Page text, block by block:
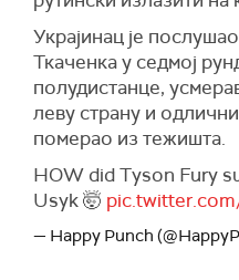
Украјинац је
Ткаченка у седмој
полудистанце,
леву страну и
померао из тежишта.
HOW did Tyson Fury
Usyk 🤯
— Happy Punch